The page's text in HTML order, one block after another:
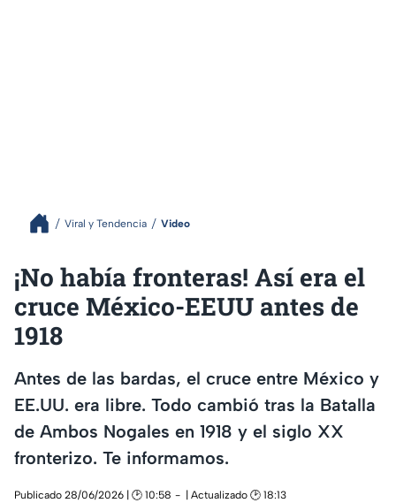
Viral y Tendencia Video
¡No había fronteras! Así era el
cruce México-EEUU antes de
1918
Antes de las bardas, el cruce entre México y
EE.UU. era libre. Todo cambió tras la Batalla
de Ambos Nogales en 1918 y el siglo XX
fronterizo. Te informamos.
Publicado 28/06/2026 | 🕑 10:58
| Actualizado 🕑 18:13